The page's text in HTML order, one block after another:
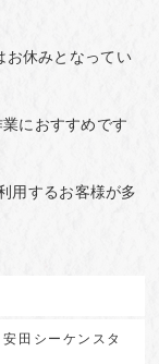
お休みとなってい
におすすめです
用するお客様が多
田シーケンスタ